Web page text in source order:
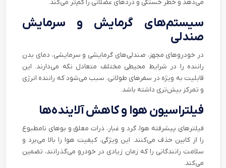
می‌دهد و خطر خستگی و دردهای عضلانی را کم‌تر می‌کند.
سیستم‌های گرمایش و سرمایش
صندلی
در خودروهای مجهز، صندلی‌های گرمایشی و سرمایشی، دمای بدن
راننده را در شرایط محیطی مختلف متعادل نگه می‌دارند. این
قابلیت به ویژه در سفرهای طولانی، سبب می‌شود که راننده انرژی
و تمرکز بیش‌تری داشته باشد.
فیلتراسیون هوا و کاهش آلاینده‌ها
فیلترهای پیشرفته هوا، گرد و غبار، ذرات معلق و بوهای نامطبوع
را از کابین حذف می‌کنند. این ویژگی، کیفیت هوا را بالا می‌برد و
سلامت رانندگانی را که زمان زیادی در خودرو می‌گذرانند، تضمین
می‌کند.